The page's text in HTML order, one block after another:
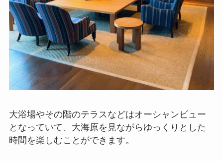
大浴場やその階のテラスなどはオーシャンビュー
となっていて、大海原を見ながらゆっくりとした
時間を楽しむことができます。